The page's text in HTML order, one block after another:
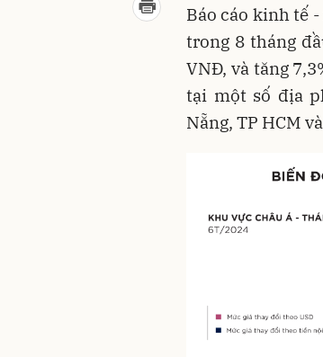
Báo cáo kinh tế
trong 8 tháng
VNĐ, và tăng
tại một số địa
Nẵng, TP HCM